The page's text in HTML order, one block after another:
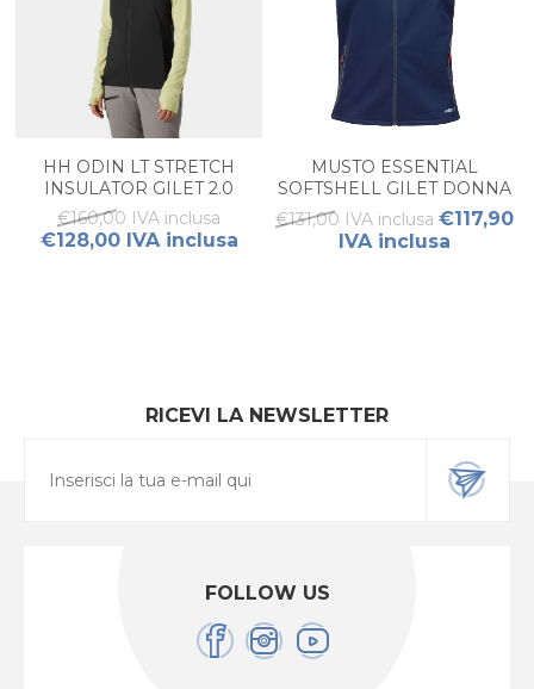
HH ODIN LT STRETCH
INSULATOR GILET 2.0
DONNA
€160,00 IVA inclusa
€128,00 IVA inclusa
MUSTO ESSENTIAL
SOFTSHELL GILET DONNA
€131,00 IVA inclusa €117,90
IVA inclusa
RICEVI LA NEWSLETTER
FOLLOW US